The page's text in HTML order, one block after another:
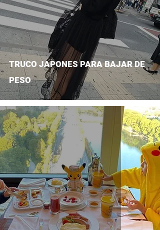
TRUCO JAPONES PARA BAJAR DE
PESO